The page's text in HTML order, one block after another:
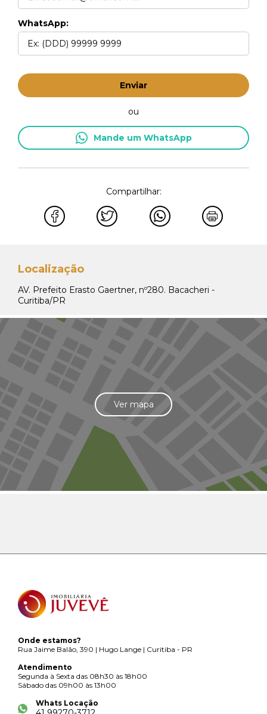
WhatsApp:
Enviar
ou
Mande um WhatsApp
Compartilhar:
Localização
AV. Prefeito Erasto Gaertner, nº280. Bacacheri -
Curitiba/PR
Ver mapa
Onde estamos?
Rua Jaime Balão, 390 | Hugo Lange | Curitiba - PR
Atendimento
Segunda à Sexta das 08h30 às 18h00
Sábado das 09h00 às 13h00
Whats Locação